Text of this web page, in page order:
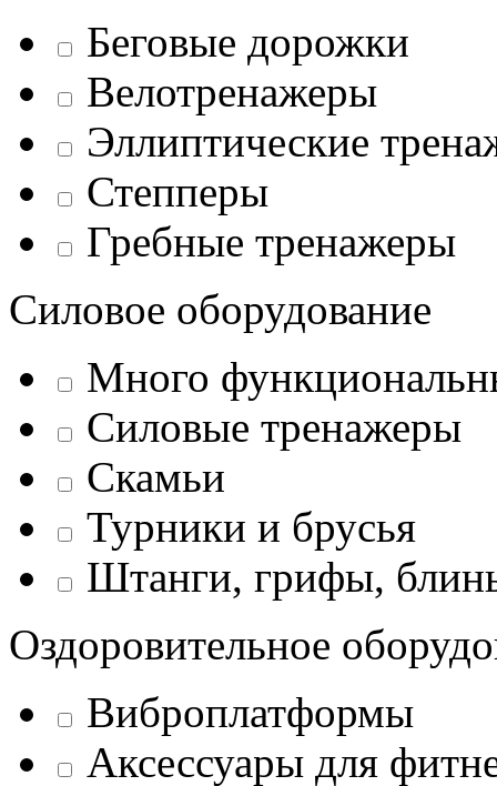
Беговые дорожки
Велотренажеры
Эллиптические
Степперы
Гребные тренажеры
Силовое оборудование
Много
Силовые тренажеры
Скамьи
Турники и брусья
Штанги, грифы,
Оздоровительное
Виброплатформы
Аксессуары для